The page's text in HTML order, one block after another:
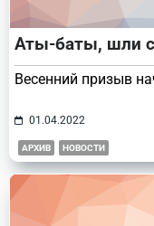
Аты-баты, шли
Весенний призыв
01.04.2022
АРХИВ НОВОСТИ